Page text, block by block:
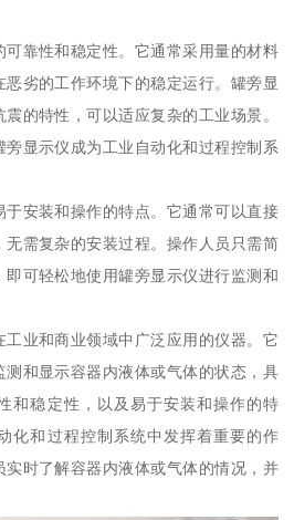
可靠性和稳定性。它通常采用量的材料
劣的工作环境下的稳定运行。罐旁显
的特性，可以适应复杂的工业场景。
显示仪成为工业自动化和过程控制系
安装和操作的特点。它通常可以直接
需复杂的安装过程。操作人员只需简
可轻松地使用罐旁显示仪进行监测和
业和商业领域中广泛应用的仪器。它
和显示容器内液体或气体的状态，具
和稳定性，以及易于安装和操作的特
化和过程控制系统中发挥着重要的作
时了解容器内液体或气体的情况，并